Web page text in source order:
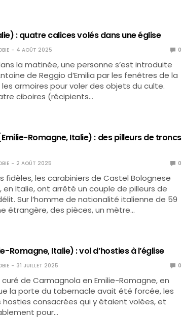
: quatre calices volés dans une église
4 AOÛT 2025 0
la matinée, une personne s’est introduite
de Reggio d’Emilia par les fenêtres de la
armoires pour voler des objets du culte.
ciboires (récipients…
Romagne, Italie) : des pilleurs de troncs
2 AOÛT 2025 0
fidèles, les carabiniers de Castel Bolognese
en Italie, ont arrêté un couple de pilleurs de
Sur l’homme de nationalité italienne de 59
étrangère, des pièces, un mètre…
Romagne, Italie) : vol d’hosties à l’église
31 JUILLET 2025 0
curé de Carmagnola en Emilie-Romagne, en
la porte du tabernacle avait été forcée, les
hosties consacrées qui y étaient volées, et
pour…